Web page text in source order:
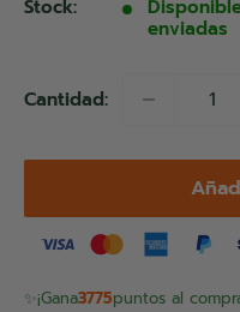
Stock:
enviadas
Cantidad:
✨¡Gana3775puntos al